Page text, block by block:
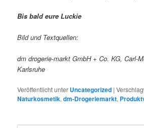
Bis bald eure Luckie
Bild und Textquellen:
dm drogerie-markt GmbH + Co. KG, Carl-
Karlsruhe
Veröffentlicht unter Uncategorized |
Naturkosmetik,dm-Drogeriemarkt,